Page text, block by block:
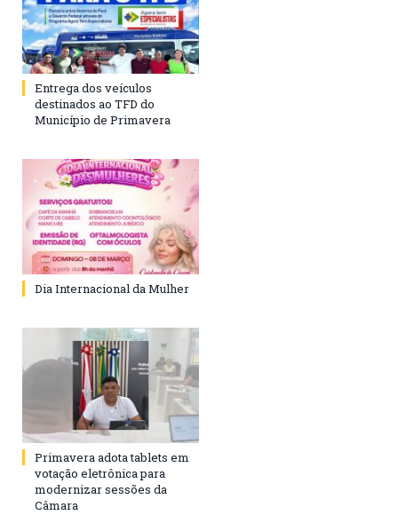
Entrega dos veículos
destinados ao TFD do
Município de Primavera
Dia Internacional da Mulher
Primavera adota tablets em
votação eletrônica para
modernizar sessões da
Câmara